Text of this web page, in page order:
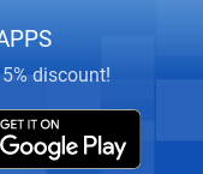
discount!